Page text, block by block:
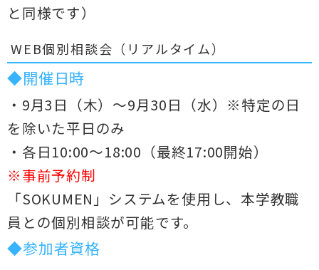
と同様です）
WEB個別相談会（リアルタイム）
◆開催日時
・9月3日（木）～9月30日（水）※特定の日
を除いた平日のみ
・各日10:00～18:00（最終17:00開始）
※事前予約制
「SOKUMEN」システムを使用し、本学教職
員との個別相談が可能です。
◆参加者資格